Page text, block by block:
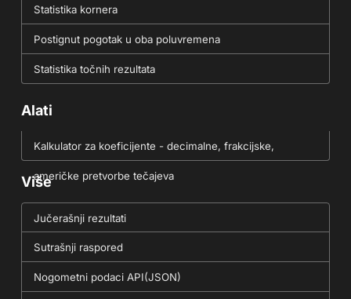
Statistika kornera
Postignut pogotak u oba poluvremena
Statistika točnih rezultata
Alati
Kalkulator za koeficijente - decimalne, frakcijske,
američke pretvorbe tečajeva
Više
Jučerašnji rezultati
Sutrašnji raspored
Nogometni podaci API(JSON)